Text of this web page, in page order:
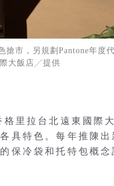
搶市，另規劃Pantone年度
大飯店╱提供
里拉台北遠東國際
具特色。每年推陳出
保冷袋和托特包概念